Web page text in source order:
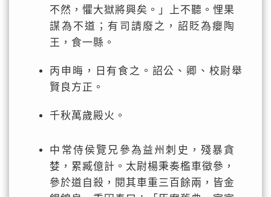
不然，懼大獄將興矣。」上不聽。悝果
謀為不道；有司請廢之，詔貶為癭陶
王，食一縣。
丙申晦，日有食之。詔公、卿、校尉舉
賢良方正。
千秋萬歲殿火。
中常侍侯覽兄參為益州刺史，殘暴貪
婪，累臧億計。太尉楊秉奏檻車徵參，
參於道自殺，閱其車重三百餘兩，皆金